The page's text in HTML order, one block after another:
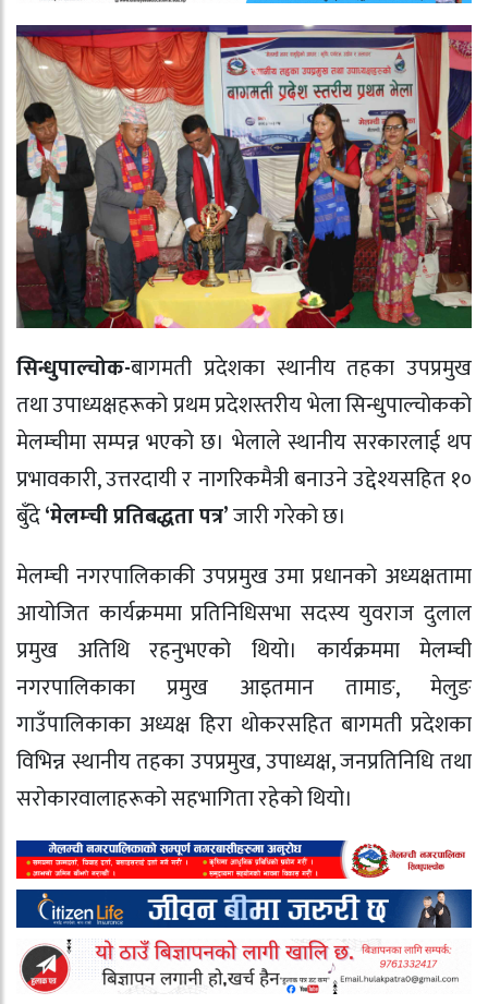
सिन्धुपाल्चोक-बागमती प्रदेशका स्थानीय तहका उपप्रमुख
तथा उपाध्यक्षहरूको प्रथम प्रदेशस्तरीय भेला सिन्धुपाल्चोकको
मेलम्चीमा सम्पन्न भएको छ। भेलाले स्थानीय सरकारलाई थप
प्रभावकारी, उत्तरदायी र नागरिकमैत्री बनाउने उद्देश्यसहित १०
बुँदे‘मेलम्ची प्रतिबद्धता पत्र’जारी गरेको छ।
मेलम्ची नगरपालिकाकी उपप्रमुख उमा प्रधानको अध्यक्षतामा
आयोजित कार्यक्रममा प्रतिनिधिसभा सदस्य युवराज दुलाल
प्रमुख अतिथि रहनुभएको थियो। कार्यक्रममा मेलम्ची
नगरपालिकाका प्रमुख आइतमान तामाङ, मेलुङ
गाउँपालिकाका अध्यक्ष हिरा थोकरसहित बागमती प्रदेशका
विभिन्न स्थानीय तहका उपप्रमुख, उपाध्यक्ष, जनप्रतिनिधि तथा
सरोकारवालाहरूको सहभागिता रहेको थियो।